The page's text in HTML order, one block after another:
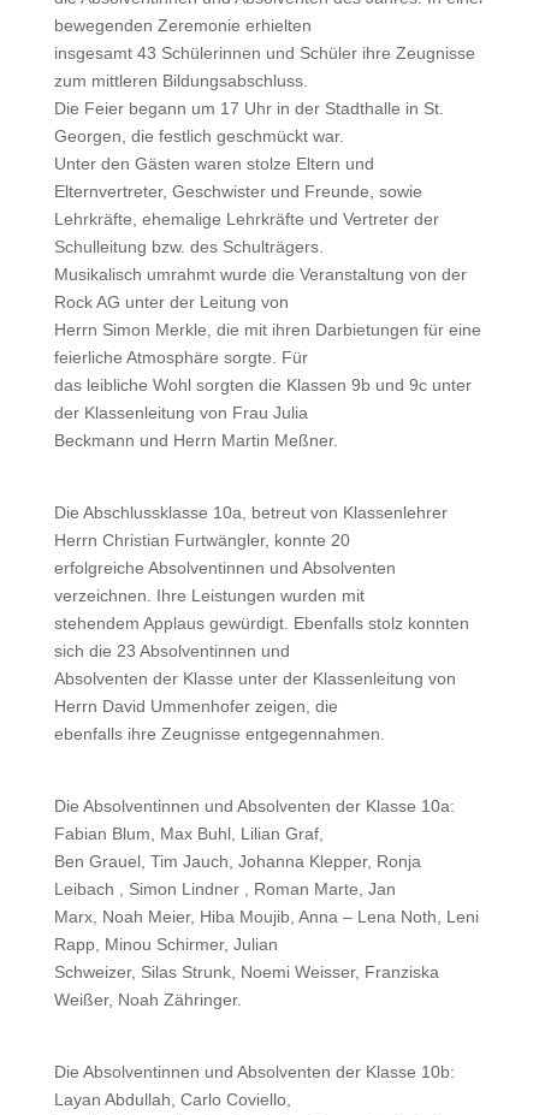
bewegenden Zeremonie erhielten
insgesamt 43 Schülerinnen und Schüler ihre Zeugnisse
zum mittleren Bildungsabschluss.
Die Feier begann um 17 Uhr in der Stadthalle in St.
Georgen, die festlich geschmückt war.
Unter den Gästen waren stolze Eltern und
Elternvertreter, Geschwister und Freunde, sowie
Lehrkräfte, ehemalige Lehrkräfte und Vertreter der
Schulleitung bzw. des Schulträgers.
Musikalisch umrahmt wurde die Veranstaltung von der
Rock AG unter der Leitung von
Herrn Simon Merkle, die mit ihren Darbietungen für eine
feierliche Atmosphäre sorgte. Für
das leibliche Wohl sorgten die Klassen 9b und 9c unter
der Klassenleitung von Frau Julia
Beckmann und Herrn Martin Meßner.
Die Abschlussklasse 10a, betreut von Klassenlehrer
Herrn Christian Furtwängler, konnte 20
erfolgreiche Absolventinnen und Absolventen
verzeichnen. Ihre Leistungen wurden mit
stehendem Applaus gewürdigt. Ebenfalls stolz konnten
sich die 23 Absolventinnen und
Absolventen der Klasse unter der Klassenleitung von
Herrn David Ummenhofer zeigen, die
ebenfalls ihre Zeugnisse entgegennahmen.
Die Absolventinnen und Absolventen der Klasse 10a:
Fabian Blum, Max Buhl, Lilian Graf,
Ben Grauel, Tim Jauch, Johanna Klepper, Ronja
Leibach , Simon Lindner , Roman Marte, Jan
Marx, Noah Meier, Hiba Moujib, Anna – Lena Noth, Leni
Rapp, Minou Schirmer, Julian
Schweizer, Silas Strunk, Noemi Weisser, Franziska
Weißer, Noah Zähringer.
Die Absolventinnen und Absolventen der Klasse 10b:
Layan Abdullah, Carlo Coviello,